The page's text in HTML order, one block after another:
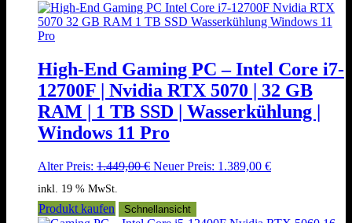
High-End Gaming PC – Intel Core i7-
12700F | Nvidia RTX 5070 | 32 GB
RAM | 1 TB SSD | Wasserkühlung |
Windows 11 Pro
Alter Preis: 1.449,00€ Ursprünglicher
1.449,00 €
Neuer Preis: 1.389,00 €Aktueller
inkl. 19 % MwSt.
Produkt kaufen Schnellansicht